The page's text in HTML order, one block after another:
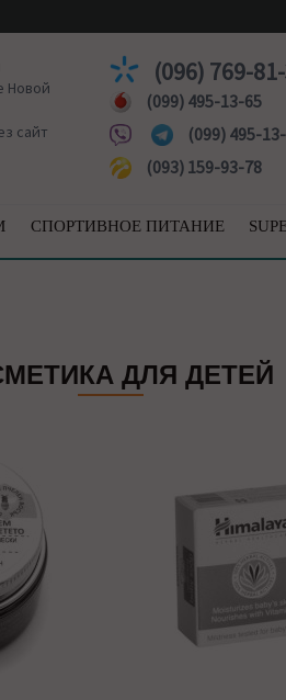
Новой
сайт
(096) 769-
(099) 495-13-65
(099) 495-
(093) 159-93-78
СПОРТИВНОЕ ПИТАНИЕ
ДЛЯ ДЕТЕЙ